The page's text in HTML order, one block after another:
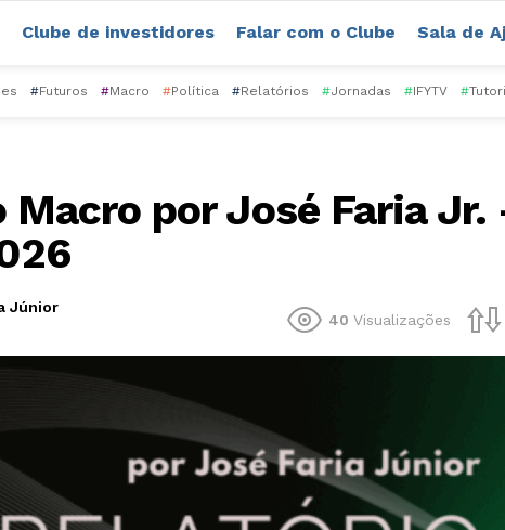
Clube de investidores Falar com o Clube Sala de
#Futuros #Macro #Política #Relatórios #Jornadas #IFYTV #
Macro por José Faria Jr.
Júnior
40 Visualizações